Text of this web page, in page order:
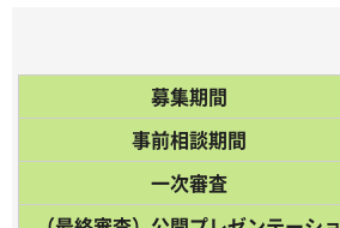
募集期間
事前相談期間
一次審査